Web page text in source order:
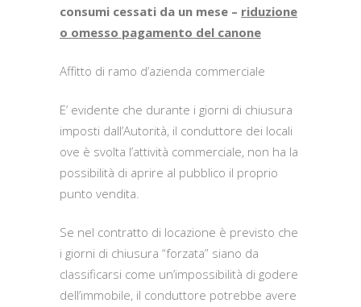
consumi cessati da un mese – riduzione
o omesso pagamento del canone
Affitto di ramo d’azienda commerciale
E’ evidente che durante i giorni di chiusura
imposti dall’Autorità, il conduttore dei locali
ove è svolta l’attività commerciale, non ha la
possibilità di aprire al pubblico il proprio
punto vendita.
Se nel contratto di locazione è previsto che
i giorni di chiusura “forzata” siano da
classificarsi come un’impossibilità di godere
dell’immobile, il conduttore potrebbe avere